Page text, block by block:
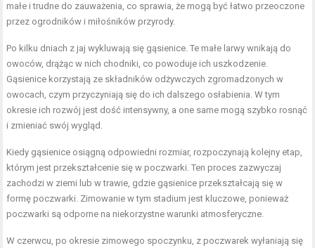
małe i trudne do zauważenia, co sprawia, że mogą być łatwo przeoczone
przez ogrodników i miłośników przyrody.
Po kilku dniach z jaj wykluwają się gąsienice. Te małe larwy wnikają do
owoców, drążąc w nich chodniki, co powoduje ich uszkodzenie.
Gąsienice korzystają ze składników odżywczych zgromadzonych w
owocach, czym przyczyniają się do ich dalszego osłabienia. W tym
okresie ich rozwój jest dość intensywny, a one same mogą szybko rosnąć
i zmieniać swój wygląd.
Kiedy gąsienice osiągną odpowiedni rozmiar, rozpoczynają kolejny etap,
którym jest przekształcenie się w poczwarki. Ten proces zazwyczaj
zachodzi w ziemi lub w trawie, gdzie gąsienice przekształcają się w
formę poczwarki. Zimowanie w tym stadium jest kluczowe, ponieważ
poczwarki są odporne na niekorzystne warunki atmosferyczne.
W czerwcu, po okresie zimowego spoczynku, z poczwarek wyłaniają się